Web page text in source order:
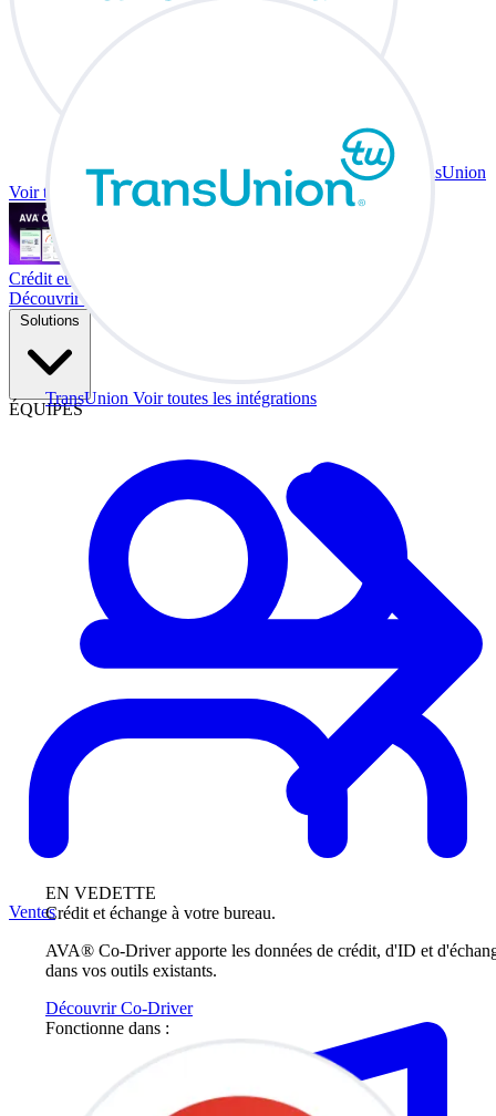
TransUnion Voir toutes les intégrations
EN VEDETTE
Crédit et échange à votre bureau.
AVA® Co-Driver apporte les données de crédit, d'ID et
dans vos outils existants.
Découvrir Co-Driver
Fonctionne dans :
TransUnion
Voir toutes les intégrations
Crédit et échange à votre bureau.
Découvrir Co-Driver
Solutions
ÉQUIPES
Ventes